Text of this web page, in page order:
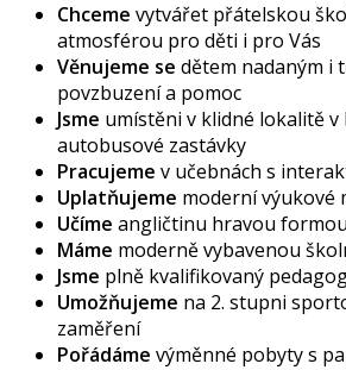
Chceme vytvářet přátelskou
atmosférou pro děti i pro Vás
Věnujeme se dětem nadaným i
povzbuzení a pomoc
Jsme umístěni v klidné lokalitě v
autobusové zastávky
Pracujeme v učebnách s
Uplatňujeme moderní výukové
Učíme angličtinu hravou
Máme moderně vybavenou
Jsme plně kvalifikovaný
Umožňujeme na 2. stupni
zaměření
Pořádáme výměnné pobyty s